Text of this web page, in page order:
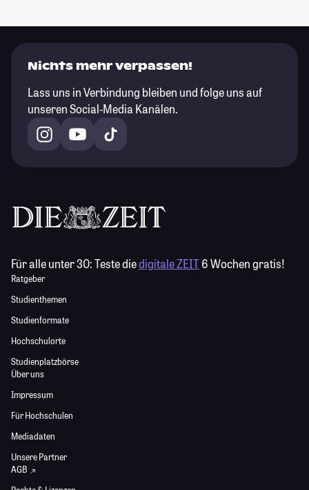
Nichts mehr verpassen!
Lass uns in Verbindung bleiben und folge uns auf
unseren Social-Media Kanälen.
Für alle unter 30:Teste diedigitale ZEIT6 Wochen gratis!
Ratgeber
Studienthemen
Studienformate
Hochschulorte
Studienplatzbörse
Über uns
Impressum
Für Hochschulen
Mediadaten
Unsere Partner
AGB